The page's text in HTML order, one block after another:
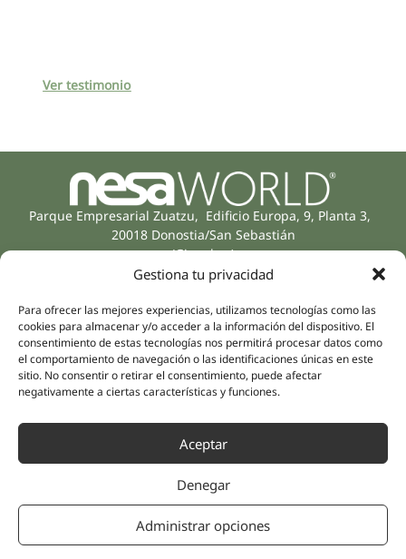
Gestiona tu privacidad
Para ofrecer las mejores experiencias, utilizamos tecnologías como las
cookies para almacenar y/o acceder a la información del dispositivo. El
consentimiento de estas tecnologías nos permitirá procesar datos como
el comportamiento de navegación o las identificaciones únicas en este
sitio. No consentir o retirar el consentimiento, puede afectar
negativamente a ciertas características y funciones.
Aceptar
Denegar
Administrar opciones
Ver testimonio
Parque Empresarial Zuatzu, Edificio Europa, 9, Planta 3,
20018 Donostia/San Sebastián
(Gipuzkoa)
Especialidades
Salud íntima
Sports
Salud mental
Neurología y dolor
Medicina interna
Medicina estética
Compañía
Equipo humano
Distribuidores
Partnerships
Nesa Academic
Evidencia científica
Clínicas
Instagram
LinkedIn
Youtube